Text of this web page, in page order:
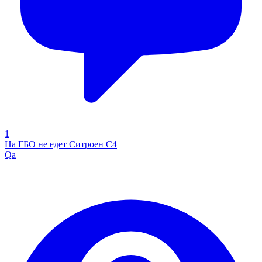
1
На ГБО не едет Ситроен С4
Qa